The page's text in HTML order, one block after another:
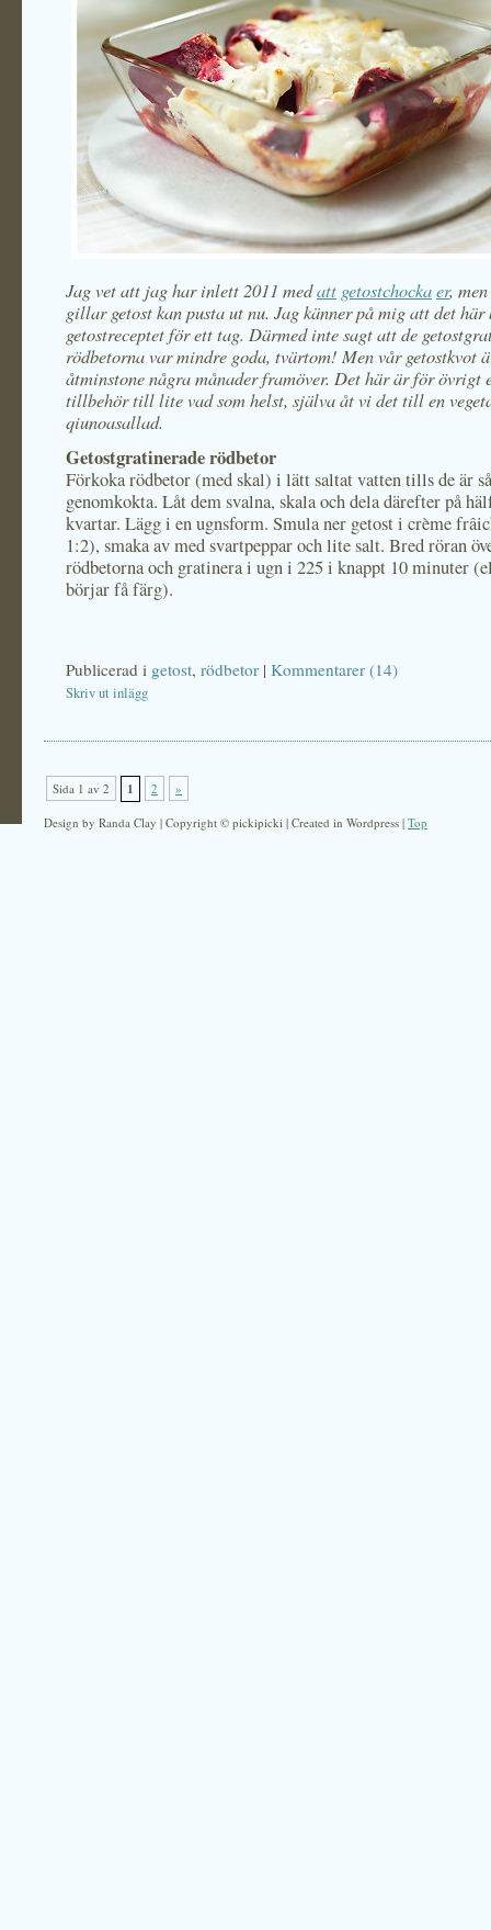
Jag vet att jag har inlett 2011 medatt getostchockaer,
gillar getost kan pusta ut nu. Jag känner på mig att det
getostreceptet för ett tag. Därmed inte sagt att de
rödbetorna var mindre goda, tvärtom! Men vår getostkvot
åtminstone några månader framöver. Det här är för övrigt
tillbehör till lite vad som helst, själva åt vi det till en
qiunoasallad.
Getostgratinerade rödbetor
Förkoka rödbetor (med skal) i lätt saltat vatten tills de är
genomkokta. Låt dem svalna, skala och dela därefter på
kvartar. Lägg i en ugnsform. Smula ner getost i crème
1:2), smaka av med svartpeppar och lite salt. Bred röran
rödbetorna och gratinera i ugn i 225 i knappt 10 minuter
börjar få färg).
Publicerad i getost, rödbetor | Kommentarer (14)
Skriv ut inlägg
Sida 1 av 2 1 2 »
Design by Randa Clay | Copyright © pickipicki | Created in Wordpress | Top